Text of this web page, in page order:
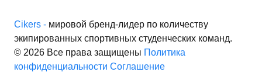
Cikers - мировой бренд-лидер по количеству
экипированных спортивных студенческих команд.
© 2026 Все права защищены Политика
конфиденциальности Соглашение